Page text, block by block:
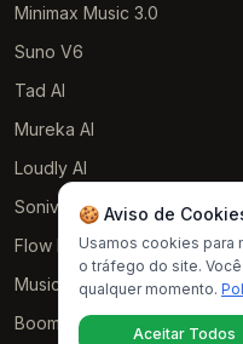
Minimax Music 3.0
Suno V6
Tad AI
Mureka AI
Loudly AI
Soniva Music AI
Flow Music
Music GPT
Boomy AI
🍪 Aviso de
Usamos cookies para
o tráfego do site.
qualquer momento.
Aceitar Todos